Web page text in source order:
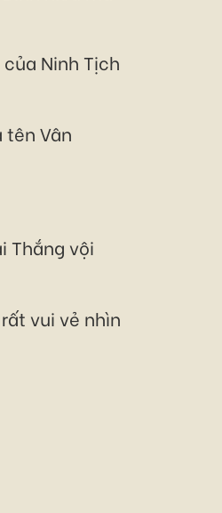
Ninh Tịch
tên Vân
Thắng vội
vui vẻ nhìn